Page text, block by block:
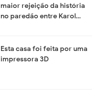
maior rejeição da história
no paredão entre Karol
Esta casa foi feita por uma
impressora 3D